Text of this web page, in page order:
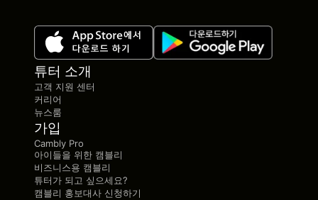
튜터 소개
고객 지원 센터
커리어
뉴스룸
가입
Cambly Pro
아이들을 위한 캠블리
비즈니스용 캠블리
튜터가 되고 싶으세요?
캠블리 홍보대사 신청하기